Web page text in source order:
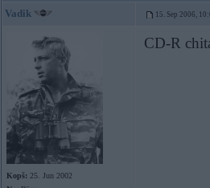
Vadik 15. Sep 2006,
Kopš: 25. Jun 2002
CD-R